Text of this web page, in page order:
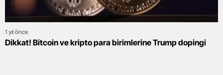
1 yıl önce
Dikkat! Bitcoin ve kripto para birimlerine Trump dopingi